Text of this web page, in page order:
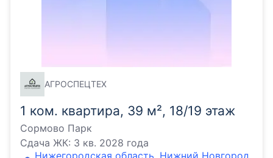
1 ком. квартира, 39 м², 18/19 этаж
Сормово Парк
Сдача ЖК: 3 кв. 2028 года
Нижегородская область, Нижний Новгород,
АГРОСПЕЦТЕХ